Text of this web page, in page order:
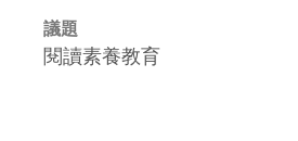
議題
閱讀素養教育